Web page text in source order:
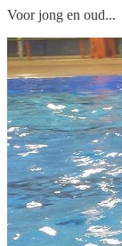
Voor jong en oud...